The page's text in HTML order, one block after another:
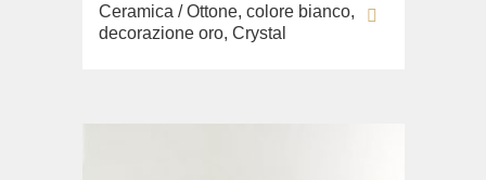
Ceramica / Ottone, colore bianco,
decorazione oro, Crystal